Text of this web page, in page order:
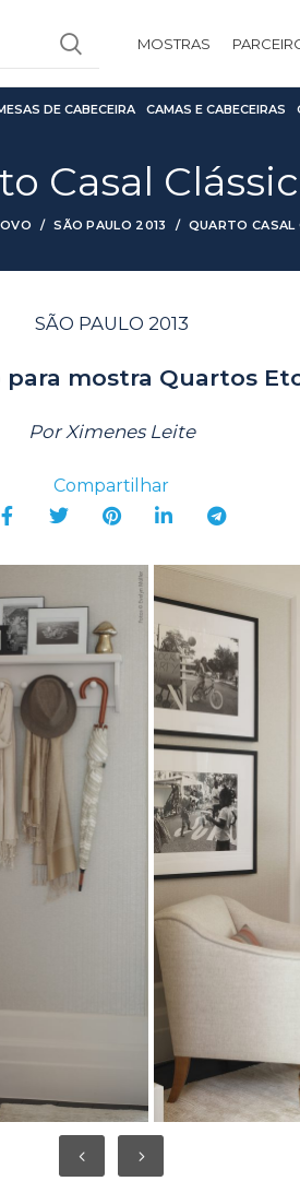
MOSTRAS
DE CABECEIRA CAMAS E CABECEIRAS
Casal
SÃO PAULO 2013 QUARTO CASAL
SÃO PAULO 2013
para mostra Quartos
Por Ximenes Leite